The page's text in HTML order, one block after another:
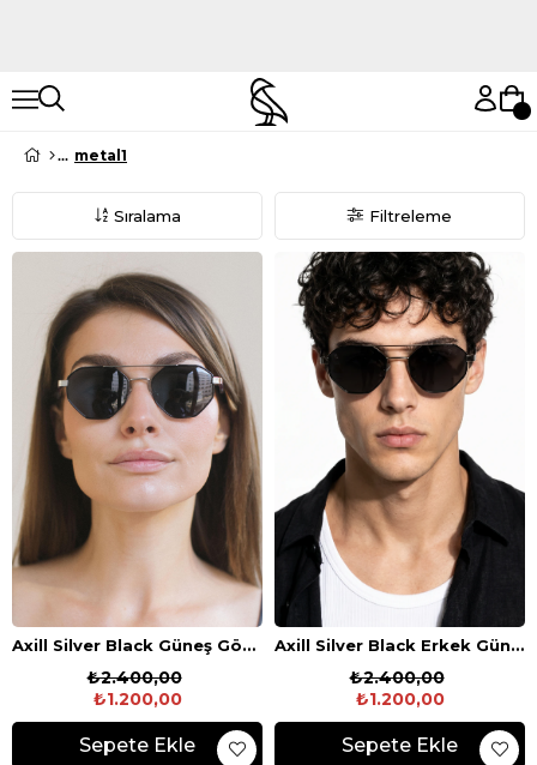
metal1
Filtreleme
Sıralama
Axill Silver Black Güneş Gözlüğü
₺1.200,00
₺2.400,00
Sepete Ekle
Axill Silver Black Erkek Güneş Gözlüğü
₺1.200,00
₺2.400,00
Sepete Ekle